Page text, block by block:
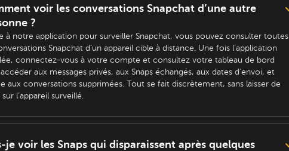
voir les conversations Snapchat d’une autre
?
à notre application pour surveiller Snapchat, vous pouvez consulter toutes
Snapchat d’un appareil cible à distance. Une fois l’application
connectez-vous à votre compte et consultez votre tableau de bord
aux messages privés, aux Snaps échangés, aux dates d’envoi, et
aux conversations supprimées. Tout se fait discrètement, sans laisser de
l’appareil surveillé.
je voir les Snaps qui disparaissent après quelques